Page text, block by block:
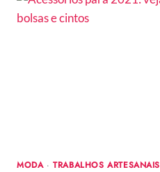
GRÁFICOS
E
MODA·TRABALHOS ARTESANAIS